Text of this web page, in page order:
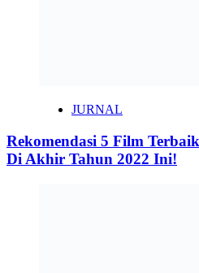
JURNAL
Rekomendasi 5 Film
Di Akhir Tahun 2022 Ini!